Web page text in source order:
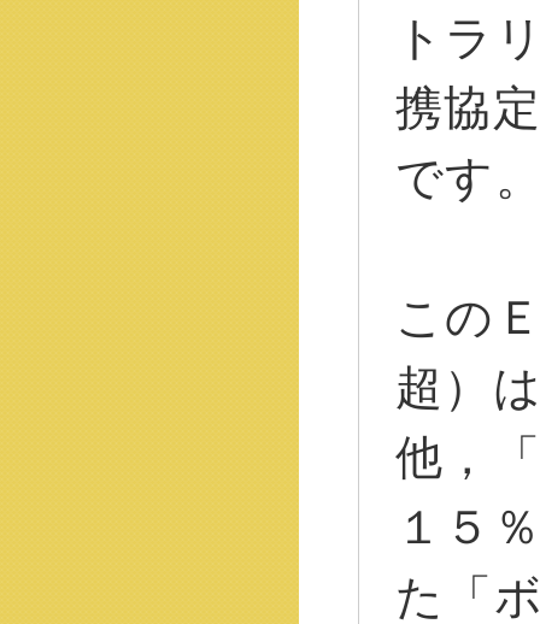
トラ
携協
です
この
超）
他，
１５
た「